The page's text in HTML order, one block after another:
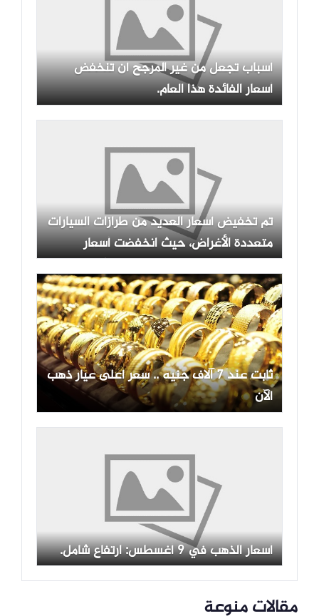
أسباب تجعل من غير المرجح أن تنخفض
أسعار الفائدة هذا العام.
تم تخفيض أسعار العديد من طرازات السيارات
متعددة الأغراض، حيث انخفضت أسعار
السيارات ذات السبعة مقاعد إلى أقل من
400 مليون دونغ فيتنامي.
ثابت عند 7 آلاف جنيه .. سعر أعلى عيار ذهب
الآن
أسعار الذهب في 9 أغسطس: ارتفاع شامل.
مقالات منوعة